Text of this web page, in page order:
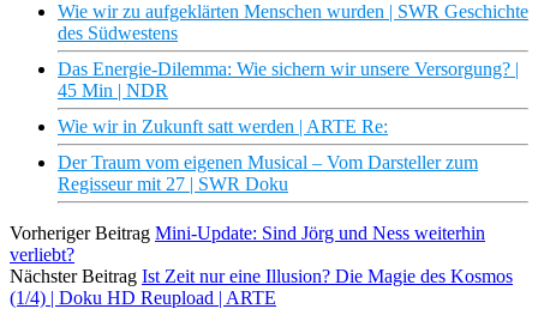
Wie wir zu aufgeklärten Menschen wurden | SWR Geschichte
des Südwestens
Das Energie-Dilemma: Wie sichern wir unsere Versorgung? |
45 Min | NDR
Wie wir in Zukunft satt werden | ARTE Re:
Der Traum vom eigenen Musical – Vom Darsteller zum
Regisseur mit 27 | SWR Doku
Vorheriger Beitrag Mini-Update: Sind Jörg und Ness weiterhin
verliebt?
Nächster Beitrag Ist Zeit nur eine Illusion? Die Magie des Kosmos
(1/4) | Doku HD Reupload | ARTE